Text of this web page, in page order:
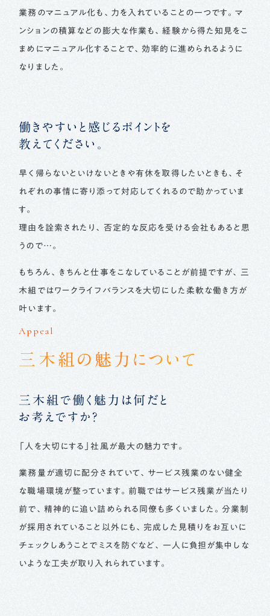
業務のマニュアル化も、力を入れていることの一つです。マ
ンションの積算などの膨大な作業も、経験から得た知見をこ
まめにマニュアル化することで、効率的に進められるように
なりました。
働きやすいと感じるポイントを
教えてください。
早く帰らないといけないときや有休を取得したいときも、そ
れぞれの事情に寄り添って対応してくれるので助かっていま
す。
理由を詮索されたり、否定的な反応を受ける会社もあると思
うので…。
もちろん、きちんと仕事をこなしていることが前提ですが、三
木組ではワークライフバランスを大切にした柔軟な働き方が
叶います。
Appeal
三木組の魅力について
三木組で働く魅力は何だと
お考えですか？
「人を大切にする」社風が最大の魅力です。
業務量が適切に配分されていて、サービス残業のない健全
な職場環境が整っています。前職ではサービス残業が当たり
前で、精神的に追い詰められる同僚も多くいました。分業制
が採用されていること以外にも、完成した見積りをお互いに
チェックしあうことでミスを防ぐなど、一人に負担が集中しな
いような工夫が取り入れられています。